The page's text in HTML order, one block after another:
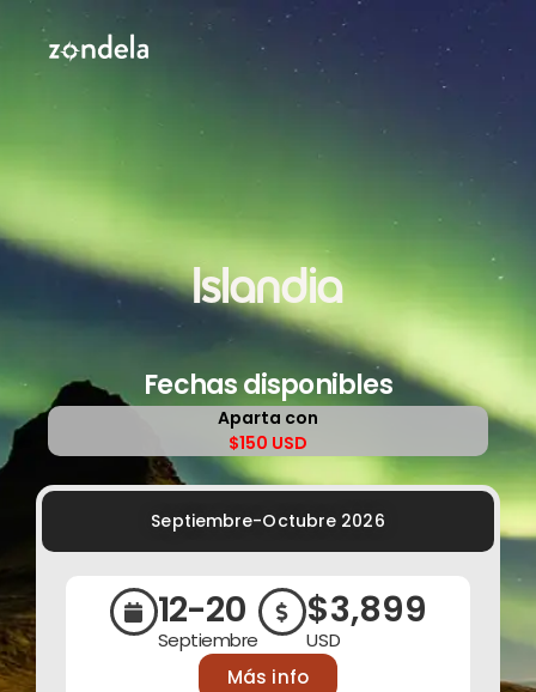
Islandia
Fechas disponibles
Aparta con
$150 USD
Septiembre-Octubre 2026
12-20
Septiembre
$3,899
USD
Más info